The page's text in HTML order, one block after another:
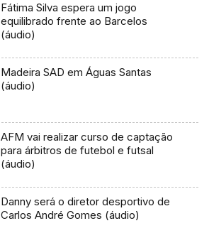
Fátima Silva espera um jogo
equilibrado frente ao Barcelos
(áudio)
Madeira SAD em Águas Santas
(áudio)
AFM vai realizar curso de captação
para árbitros de futebol e futsal
(áudio)
Danny será o diretor desportivo de
Carlos André Gomes (áudio)